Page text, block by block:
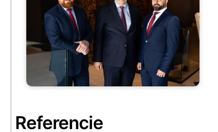
Referencie